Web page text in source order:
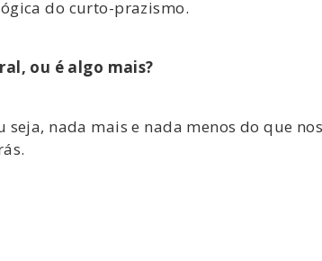
do curto-prazismo.
ou é algo mais?
nada mais e nada menos do que